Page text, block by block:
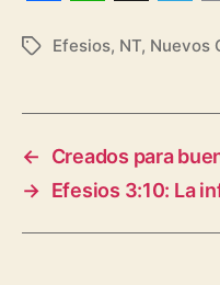
a
e
b
o
o
h
t
s
A
p
e
e
g
r
a
y
L
i
Etiquetas
Efesios, NT, Nuevos
←
Creados para
→ Efesios 3:10: La